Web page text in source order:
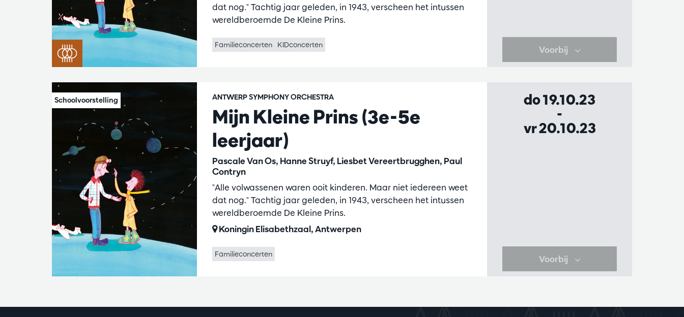
dat nog." Tachtig jaar geleden, in 1943, verscheen het intussen
wereldberoemde De Kleine Prins.
Familieconcerten KIDconcerten Voorbij
Mijn Kleine Prins (3e-5e
leerjaar)
Pascale Van Os, Hanne Struyf, Liesbet Vereertbrugghen, Paul
Contryn
ANTWERP SYMPHONY ORCHESTRA
"Alle volwassenen waren ooit kinderen. Maar niet iedereen weet
dat nog." Tachtig jaar geleden, in 1943, verscheen het intussen
wereldberoemde De Kleine Prins.
Koningin Elisabethzaal, Antwerpen
Familieconcerten
do 19.10.23
-
vr 20.10.23
Voorbij